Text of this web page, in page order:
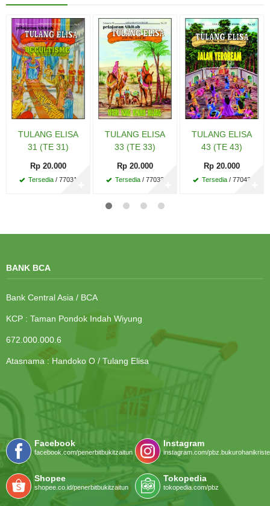
TULANG ELISA
31 (TE 31)
Rp 20.000
Tersedia / 77031
TULANG ELISA
33 (TE 33)
Rp 20.000
Tersedia / 77033
TULANG ELISA
43 (TE 43)
Rp 20.000
Tersedia / 77043
BANK BCA
Bank Central Asia / BCA
KCP : Taman Pondok Indah Wiyung
672.000.000.6
Atasnama : Handoko O / Tulang Elisa
Facebook
facebook.com/penerbitbukitzaitun
Instagram
instagram.com/
Shopee
shopee.co.id/penerbitbukitzaitun
Tokopedia
tokopedia.com/pbz